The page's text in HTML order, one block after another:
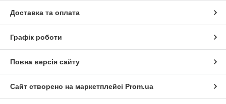
Доставка та оплата
Графік роботи
Повна версія сайту
Сайт створено на маркетплейсі Prom.ua